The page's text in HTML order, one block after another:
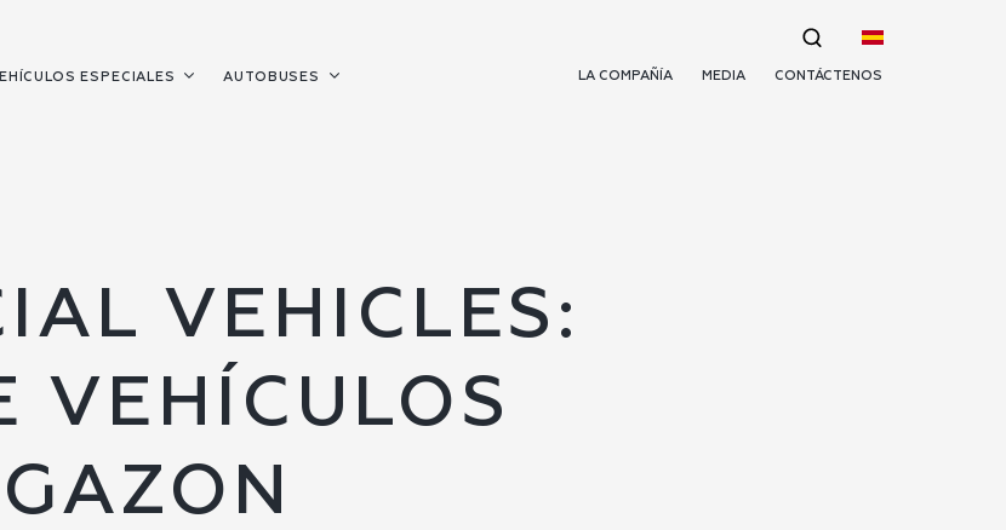
VEHICLES:
VEHÍCULOS
ESPECIALES AUTOBUSES LA COMPAÑÍA MEDIA CONTÁCTENOS